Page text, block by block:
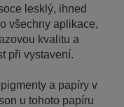
lesklý, ihned
všechny aplikace,
kvalitu a
při vystavení.
a papíry v
u tohoto papíru